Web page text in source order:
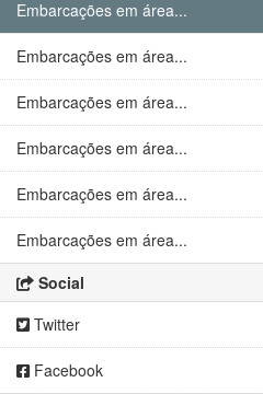
Embarcações em área...
Embarcações em área...
Embarcações em área...
Embarcações em área...
Embarcações em área...
Embarcações em área...
Social
Twitter
Facebook